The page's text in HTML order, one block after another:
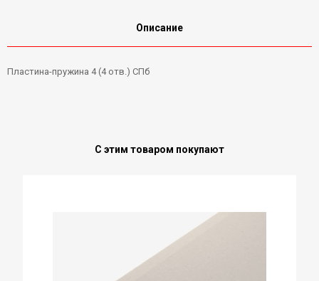
Описание
Пластина-пружина 4 (4 отв.) СПб
С этим товаром покупают